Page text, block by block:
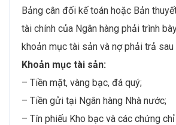
Bảng cân đối kế toán hoặc Bản
tài chính của Ngân hàng phải trình
khoản mục tài sản và nợ phải trả sau
Khoản mục tài sản:
– Tiền mặt, vàng bạc, đá quý;
– Tiền gửi tại Ngân hàng Nhà nước;
– Tín phiếu Kho bạc và các chứng